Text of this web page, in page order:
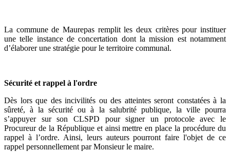
La commune de Maurepas remplit les deux critères pour instituer
une telle instance de concertation dont la mission est notamment
d’élaborer une stratégie pour le territoire communal.
Sécurité et rappel à l'ordre
Dès lors que des incivilités ou des atteintes seront constatées à la
sûreté, à la sécurité ou à la salubrité publique, la ville pourra
s’appuyer sur son CLSPD pour signer un protocole avec le
Procureur de la République et ainsi mettre en place la procédure du
rappel à l’ordre. Ainsi, leurs auteurs pourront faire l'objet de ce
rappel personnellement par Monsieur le maire.